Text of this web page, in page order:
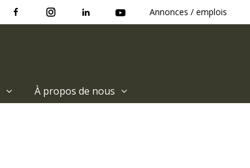
Annonces / emplois
À propos de nous